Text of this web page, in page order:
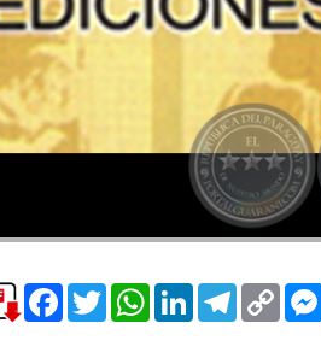
Facebook
TwitterWhatsApp
LinkedInTelegram
Link